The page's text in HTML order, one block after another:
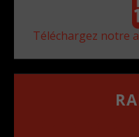
Téléchargez notre